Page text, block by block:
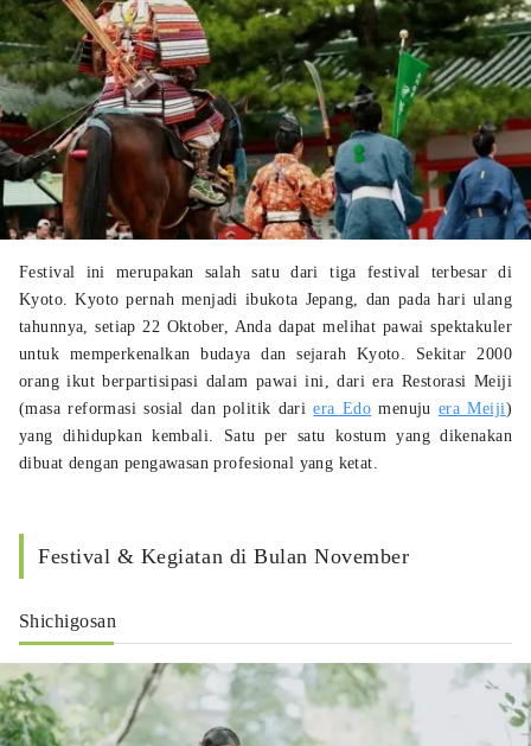
Festival ini merupakan salah satu dari tiga festival terbesar di
Kyoto. Kyoto pernah menjadi ibukota Jepang, dan pada hari ulang
tahunnya, setiap 22 Oktober, Anda dapat melihat pawai spektakuler
untuk memperkenalkan budaya dan sejarah Kyoto. Sekitar 2000
orang ikut berpartisipasi dalam pawai ini, dari era Restorasi Meiji
(masa reformasi sosial dan politik dariera Edo menujuera Meiji)
yang dihidupkan kembali. Satu per satu kostum yang dikenakan
dibuat dengan pengawasan profesional yang ketat.
Festival & Kegiatan di Bulan November
Shichigosan